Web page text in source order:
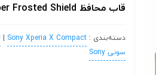
قاب محافظ Sony Xperia X Compact Super Frosted Shield
دسته‌بندی :Sony Xperia X Compact
|
سونی Sony